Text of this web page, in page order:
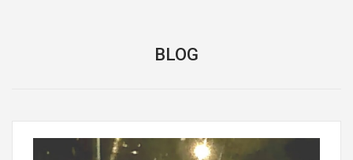
BLOG